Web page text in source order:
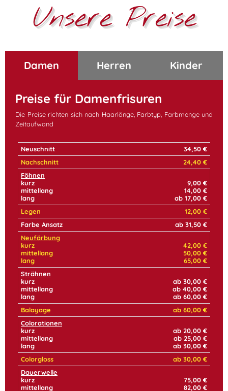
Unsere Preise
Damen Herren Kinder
Preise für Damenfrisuren
Die Preise richten sich nach Haarlänge, Farbtyp, Farbmenge und
Zeitaufwand
Neuschnitt
34,50 €
Nachschnitt
24,40 €
Föhnen
kurz
mittellang
lang
9,00 €
14,00 €
ab 17,00 €
Legen
12,00 €
Farbe Ansatz
ab 31,50 €
Neufärbung
kurz
mittellang
lang
42,00 €
50,00 €
65,00 €
Strähnen
kurz
mittellang
lang
ab 30,00 €
ab 40,00 €
ab 60,00 €
Balayage
ab 60,00 €
Colorationen
kurz
mittellang
lang
ab 20,00 €
ab 25,00 €
ab 30,00 €
Colorgloss
ab 30,00 €
Dauerwelle
kurz
mittellang
75,00 €
82,00 €